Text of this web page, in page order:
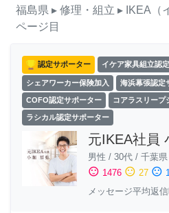
福島県 ▸ 修理・組立 ▸ IKEA（
ページ目
認定サポーター イケア家具組立認
シェアワーカー保険加入 海浜幕張認定
COFO認定サポーター コアラスリープ
ラシカル認定サポーター
元IKEA社員
男性 / 30代 / 千葉県
sentiment_satisfied 1476 sentiment_neutral 27 sentiment_dissatisfied
メッセージ平均返